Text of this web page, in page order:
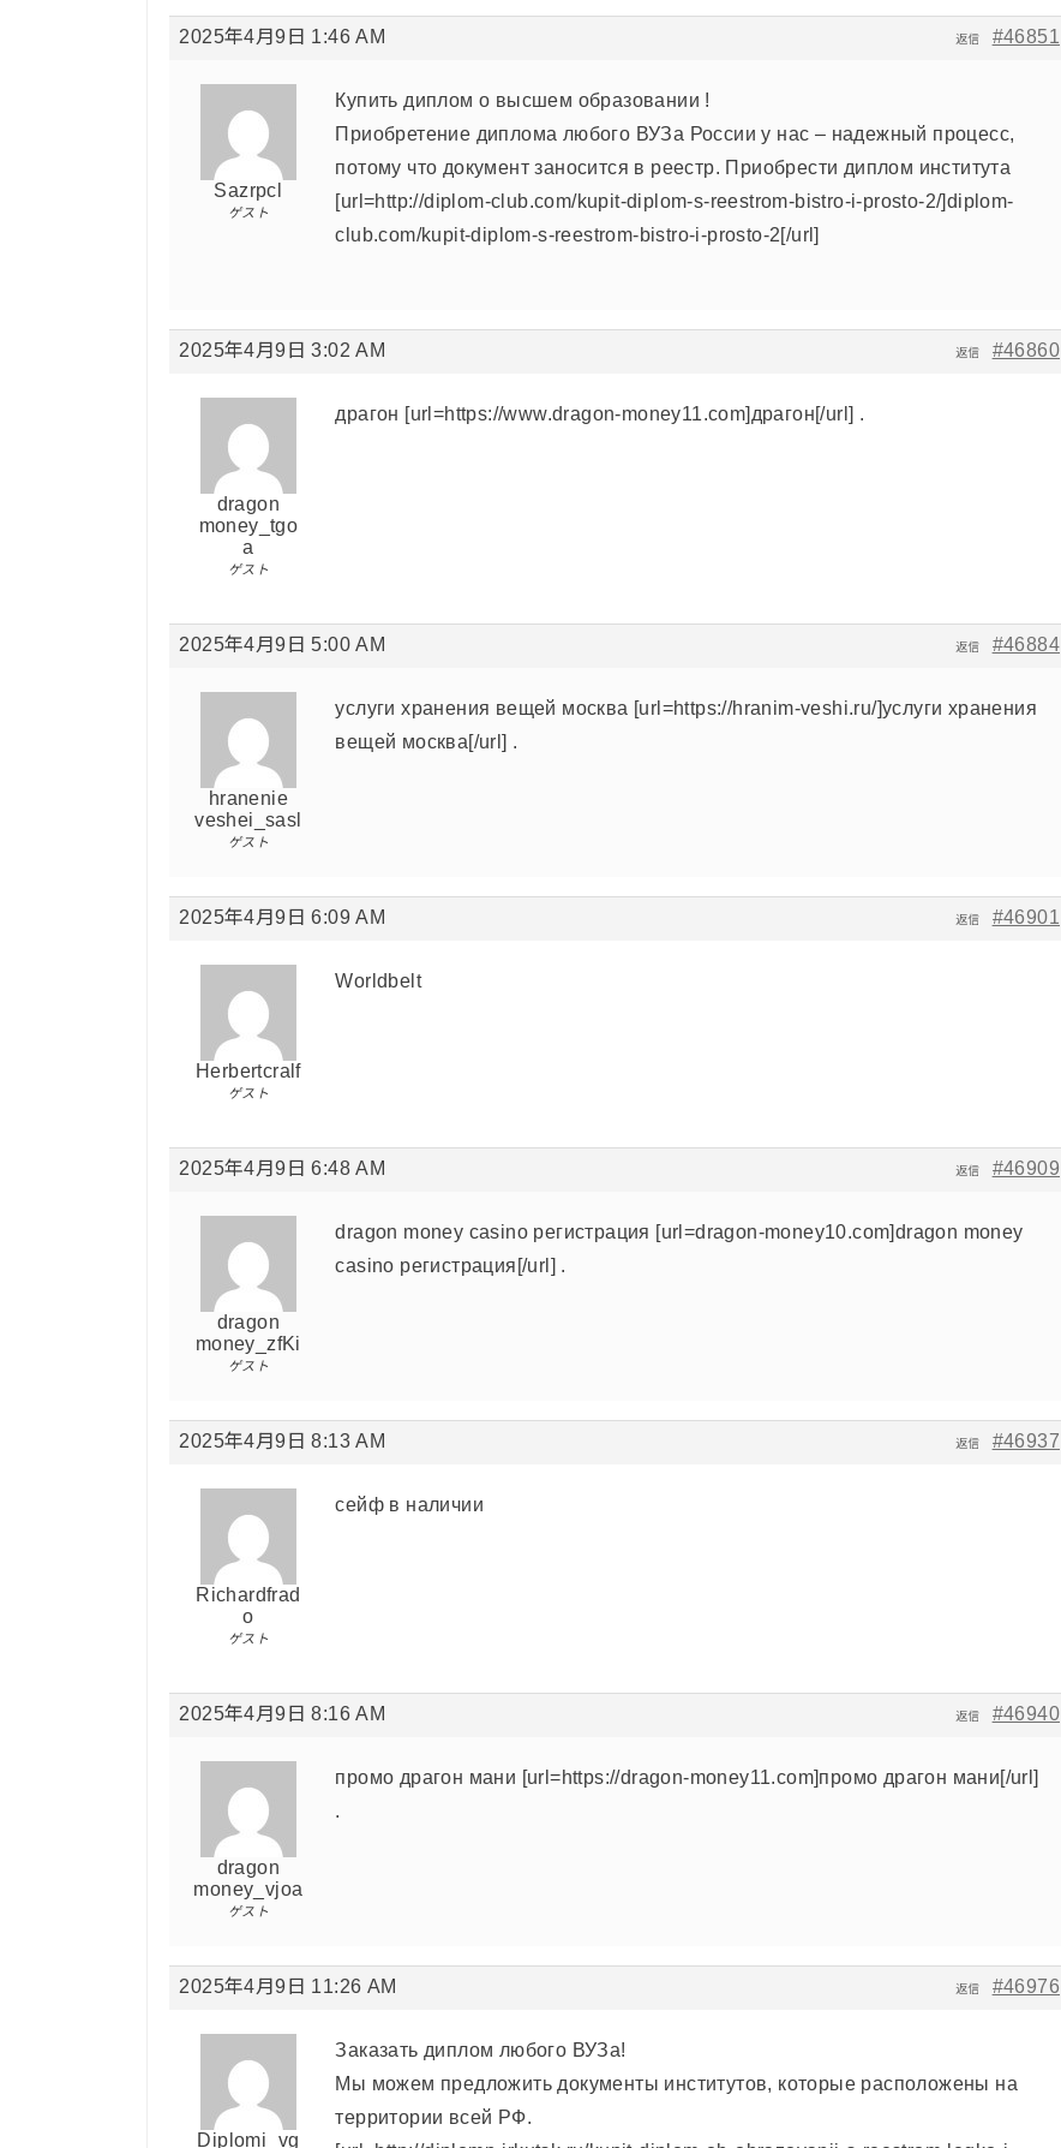
2025年4月9日 1:46 AM #46851
返信
Sazrpcl
ゲスト
Купить диплом о высшем образовании !
Приобретение диплома любого ВУЗа России у нас – надежный процесс,
потому что документ заносится в реестр. Приобрести диплом института
[url=http://diplom-club.com/kupit-diplom-s-reestrom-bistro-i-prosto-2/]diplom-
club.com/kupit-diplom-s-reestrom-bistro-i-prosto-2[/url]
2025年4月9日 3:02 AM #46860
返信
dragon
money_tgo
a
ゲスト
драгон [url=https://www.dragon-money11.com]драгон[/url] .
2025年4月9日 5:00 AM #46884
返信
hranenie
veshei_sasl
ゲスト
услуги хранения вещей москва [url=https://hranim-veshi.ru/]услуги хранения
вещей москва[/url] .
2025年4月9日 6:09 AM #46901
返信
Herbertcralf
ゲスト
Worldbelt
2025年4月9日 6:48 AM #46909
返信
dragon
money_zfKi
ゲスト
dragon money casino регистрация [url=dragon-money10.com]dragon money
casino регистрация[/url] .
2025年4月9日 8:13 AM #46937
返信
Richardfrad
o
ゲスト
сейф в наличии
2025年4月9日 8:16 AM #46940
返信
dragon
money_vjoa
ゲスト
промо драгон мани [url=https://dragon-money11.com]промо драгон мани[/url]
.
2025年4月9日 11:26 AM #46976
返信
Diplomi_vg
Заказать диплом любого ВУЗа!
Мы можем предложить документы институтов, которые расположены на
территории всей РФ.